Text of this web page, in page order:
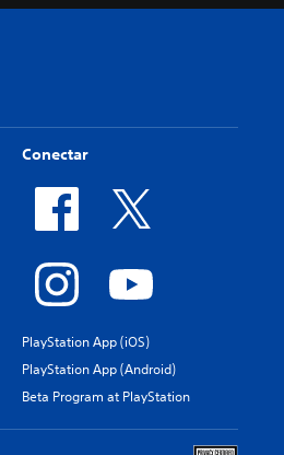
Conectar
PlayStation App (iOS)
PlayStation App (Android)
Beta Program at PlayStation